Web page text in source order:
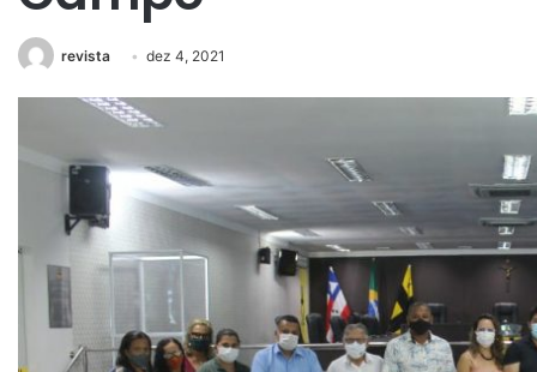
revista dez 4, 2021